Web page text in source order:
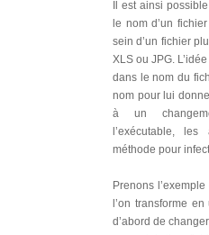
Il est ainsi
le nom d’un
sein d’un fichier
XLS ou JPG.
dans le nom du
nom pour lui
à un
l’exécutable,
méthode pour
Prenons
l’on transforme
d’abord de